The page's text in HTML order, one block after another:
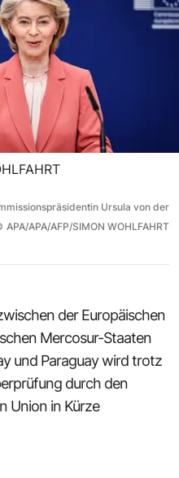
Ursula von der
APA/APA/AFP/SIMON WOHLFAHRT
der Europäischen
Mercosur-Staaten
und Paraguay wird trotz
durch den
Union in Kürze